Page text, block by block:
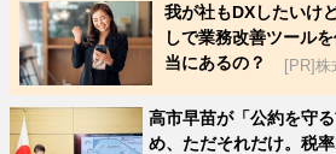
我が社もDXしたいけ
しで業務改善ツール
当にあるの？
[PR]株
高市早苗が「公約を守
め、ただそれだけ。税